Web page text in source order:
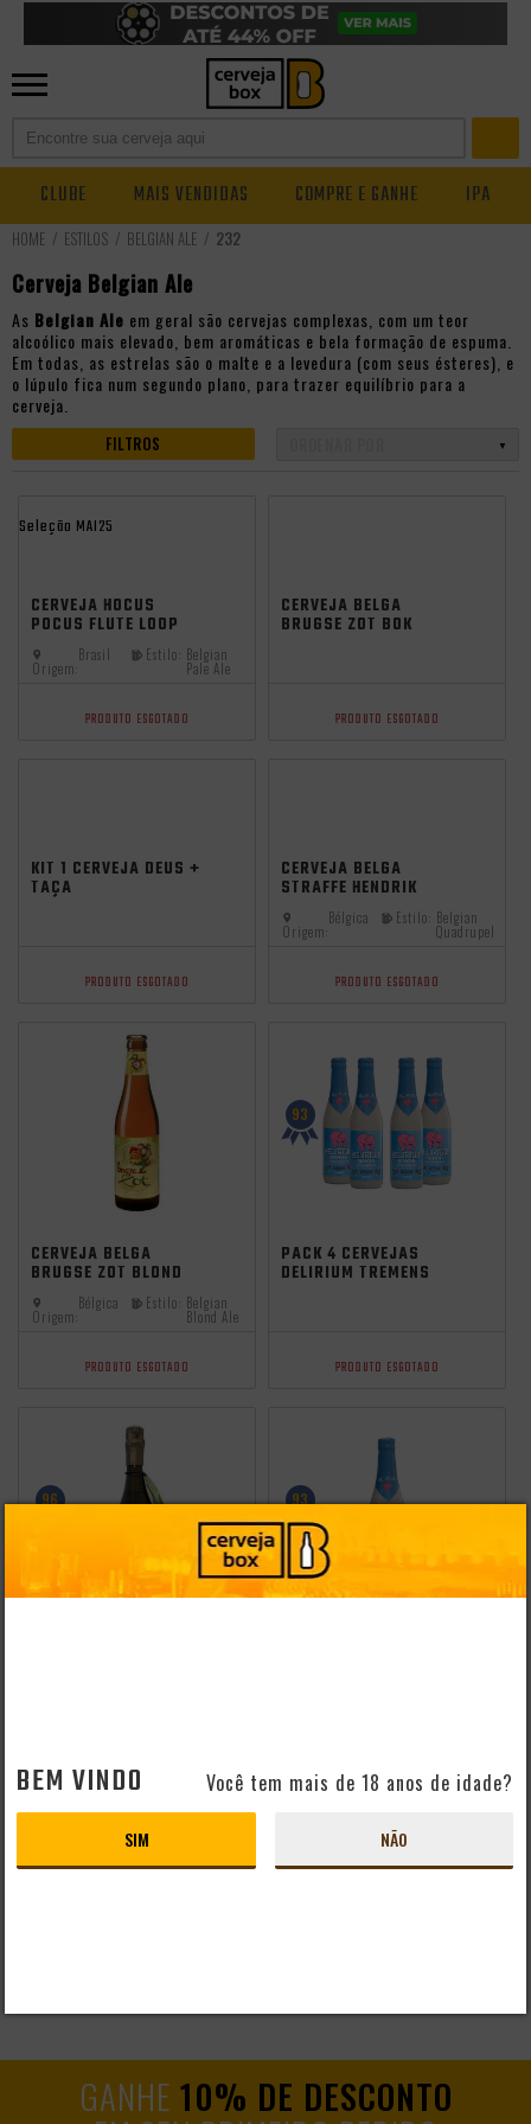
CLUBE MAIS VENDIDAS COMPRE E GANHE IPA
ESTILOS BELGIAN ALE 232
Cerveja Belgian Ale
As Belgian Ale em geral são cervejas complexas, com um teor
alcoólico mais elevado, bem aromáticas e bela formação de espuma.
Em todas, as estrelas são o malte e a levedura (com seus ésteres), e
o lúpulo fica num segundo plano, para trazer equilíbrio para a
cerveja.
FILTROS
Seleção MAI25
CERVEJA HOCUS
POCUS FLUTE LOOP
BELGIAN ALE 500ML
Origem:
Brasil Estilo: Belgian
Pale Ale
PRODUTO ESGOTADO
CERVEJA BELGA
BRUGSE ZOT BOK
PRODUTO ESGOTADO
KIT 1 CERVEJA DEUS +
TAÇA
PRODUTO ESGOTADO
CERVEJA BELGA
STRAFFE HENDRIK
QUADRUPEL 330ML
Origem:
Bélgica Estilo: Belgian
Quadrupel
PRODUTO ESGOTADO
CERVEJA BELGA
BRUGSE ZOT BLOND
330ML
Origem:
Bélgica Estilo: Belgian
Blond Ale
PRODUTO ESGOTADO
93
PACK 4 CERVEJAS
DELIRIUM TREMENS
PRODUTO ESGOTADO
96 93
GANHE 10% DE DESCONTO
BEM VINDO Você tem mais de 18 anos de idade?
SIM NÃO